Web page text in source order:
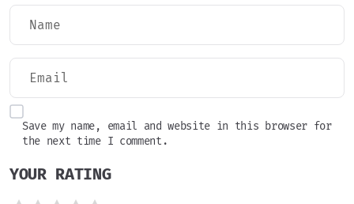
Save my name, email and website in this browser for
the next time I comment.
YOUR RATING